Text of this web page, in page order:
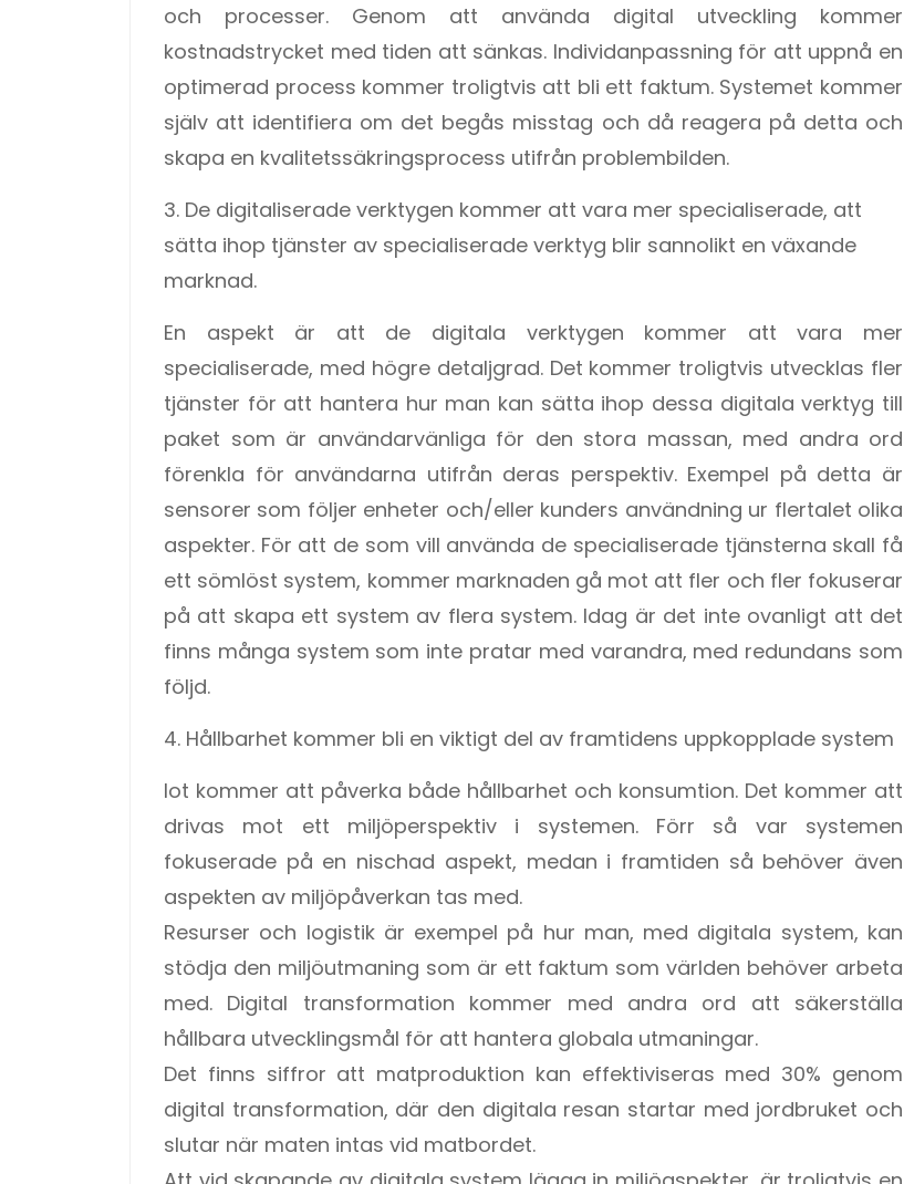
och processer. Genom att använda digital utveckling kommer
kostnadstrycket med tiden att sänkas. Individanpassning för att uppnå en
optimerad process kommer troligtvis att bli ett faktum. Systemet kommer
själv att identifiera om det begås misstag och då reagera på detta och
skapa en kvalitetssäkringsprocess utifrån problembilden.
3. De digitaliserade verktygen kommer att vara mer specialiserade, att
sätta ihop tjänster av specialiserade verktyg blir sannolikt en växande
marknad.
En aspekt är att de digitala verktygen kommer att vara mer
specialiserade, med högre detaljgrad. Det kommer troligtvis utvecklas fler
tjänster för att hantera hur man kan sätta ihop dessa digitala verktyg till
paket som är användarvänliga för den stora massan, med andra ord
förenkla för användarna utifrån deras perspektiv. Exempel på detta är
sensorer som följer enheter och/eller kunders användning ur flertalet olika
aspekter. För att de som vill använda de specialiserade tjänsterna skall få
ett sömlöst system, kommer marknaden gå mot att fler och fler fokuserar
på att skapa ett system av flera system. Idag är det inte ovanligt att det
finns många system som inte pratar med varandra, med redundans som
följd.
4. Hållbarhet kommer bli en viktigt del av framtidens uppkopplade system
Iot kommer att påverka både hållbarhet och konsumtion. Det kommer att
drivas mot ett miljöperspektiv i systemen. Förr så var systemen
fokuserade på en nischad aspekt, medan i framtiden så behöver även
aspekten av miljöpåverkan tas med.
Resurser och logistik är exempel på hur man, med digitala system, kan
stödja den miljöutmaning som är ett faktum som världen behöver arbeta
med. Digital transformation kommer med andra ord att säkerställa
hållbara utvecklingsmål för att hantera globala utmaningar.
Det finns siffror att matproduktion kan effektiviseras med 30% genom
digital transformation, där den digitala resan startar med jordbruket och
slutar när maten intas vid matbordet.